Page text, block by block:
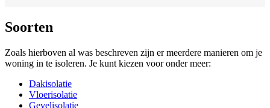
Soorten
Zoals hierboven al was beschreven zijn er meerdere manieren om je
woning in te isoleren. Je kunt kiezen voor onder meer:
Dakisolatie
Vloerisolatie
Gevelisolatie